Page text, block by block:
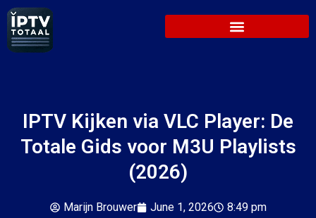
IPTV Kijken via VLC Player: De
Totale Gids voor M3U Playlists
(2026)
Marijn Brouwer June 1, 2026 8:49 pm